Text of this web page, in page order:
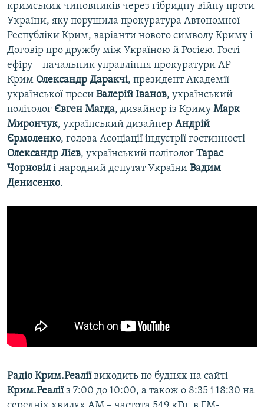
кримських чиновників через гібридну війну проти
України, яку порушила прокуратура Автономної
Республіки Крим, варіанти нового символу Криму і
Договір про дружбу між Україною й Росією. Гості
ефіру – начальник управління прокуратури АР
Крим Олександр Даракчі, президент Академії
української преси Валерій Іванов, український
політолог Євген Магда, дизайнер із Криму Марк
Мирончук, український дизайнер Андрій
Єрмоленко, голова Асоціації індустрії гостинності
Олександр Лієв, український політолог Тарас
Чорновілі народний депутат України Вадим
Денисенко.
Радіо Крим.Реаліївиходить по буднях на сайті
Крим.Реаліїз 7:00 до 10:00, а також о 8:35 і 18:30 на